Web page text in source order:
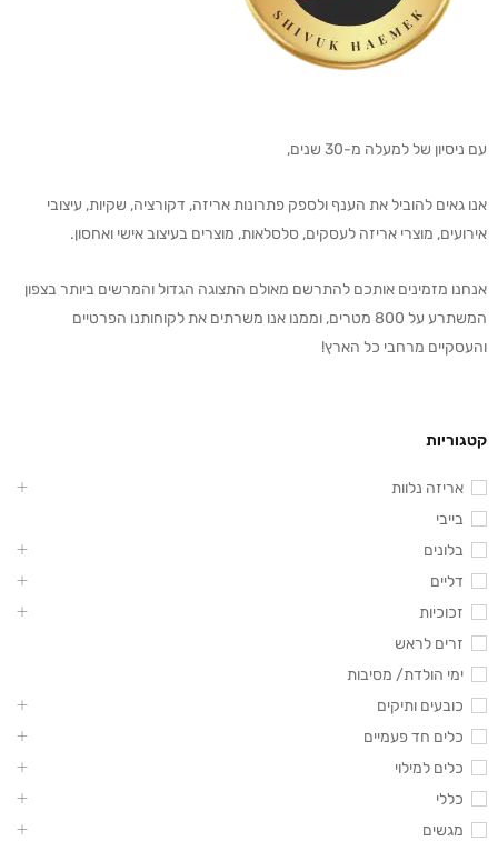
עם ניסיון של למעלה מ-30 שנים,
אנו גאים להוביל את הענף ולספק פתרונות אריזה, דקורציה, שקיות, עיצובי
אירועים, מוצרי אריזה לעסקים, סלסלאות, מוצרים בעיצוב אישי ואחסון.
אנחנו מזמינים אותכם להתרשם מאולם התצוגה הגדול והמרשים ביותר בצפון
המשתרע על 800 מטרים, וממנו אנו משרתים את לקוחותנו הפרטיים
והעסקיים מרחבי כל הארץ!
קטגוריות
אריזה נלוות
בייבי
בלונים
דליים
זכוכיות
זרים לראש
ימי הולדת/ מסיבות
כובעים ותיקים
כלים חד פעמיים
כלים למילוי
כללי
מגשים